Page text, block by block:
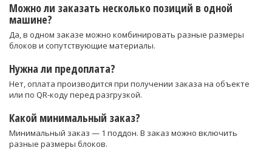
Можно ли заказать несколько позиций в одной
машине?
Да, в одном заказе можно комбинировать разные размеры
блоков и сопутствующие материалы.
Нужна ли предоплата?
Нет, оплата производится при получении заказа на объекте
или по QR-коду перед разгрузкой.
Какой минимальный заказ?
Минимальный заказ — 1 поддон. В заказ можно включить
разные размеры блоков.